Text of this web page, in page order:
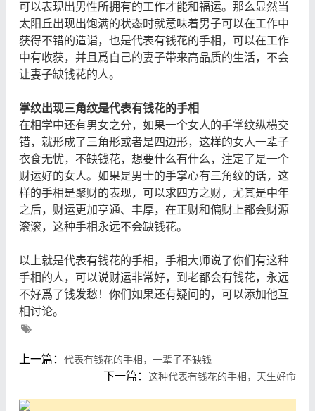
可以表现出男性所拥有的工作才能和福运。那么显然当
太阳丘出现出饱满的状态时就意味着男子可以在工作中
获得不错的造诣，也是代表有钱花的手相，可以在工作
中有收获，并且爲自己的妻子带来高品质的生活，不会
让妻子缺钱花的人。
掌纹出现三角纹是代表有钱花的手相
在相学中还有男女之分，如果一个女人的手掌纹纵横交
错，就形成了三角形或者是四边形，这样的女人一辈子
衣食无忧，不缺钱花，想要什么有什么，注定了是一个
财运好的女人。如果是男士的手掌心有三角纹的话，这
样的手相是聚财的表现，可以求四方之财，尤其是中年
之后，财运更加亨通、丰厚，在正财和偏财上都会财源
滚滚，这种手相永远不会缺钱花。
以上就是代表有钱花的手相，手相大师说了你们有这种
手相的人，可以说财运非常好，到老都会有钱花，永远
不好爲了钱发愁！你们如果还有疑问的，可以添加他互
相讨论。
上一篇： 代表有钱花的手相，一辈子不缺钱
下一篇：这种代表有钱花的手相，天生好命